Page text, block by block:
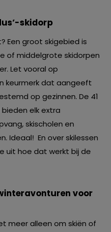
skidorp
Een groot skigebied is
of middelgrote skidorpen
Let vooral op
keurmerk dat aangeeft
op gezinnen. De 41
elk extra
skischolen en
Ideaal! En over skilessen
uit hoe dat werkt bij de
voor
meer alleen om skiën of